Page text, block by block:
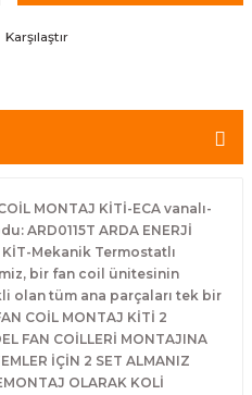
Karşılaştır
MONTAJ KİTİ-ECA vanalı-
ARD0115T ARDA ENERJİ
KİT-Mekanik Termostatlı
bir fan coil ünitesinin
olan tüm ana parçaları tek bir
COİL MONTAJ KİTİ 2
FAN COİLLERİ MONTAJINA
İÇİN 2 SET ALMANIZ
OLARAK KOLİ